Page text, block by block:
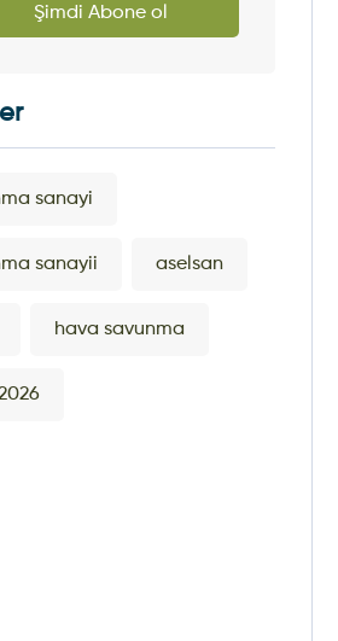
Şimdi Abone ol
sanayi
sanayii aselsan
hava savunma